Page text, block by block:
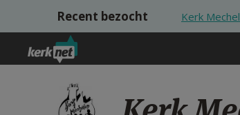
Overslaan en naar de inhoud gaan
Recent bezocht Kerk